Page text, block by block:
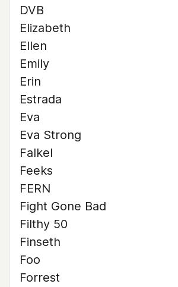
DVB
Elizabeth
Ellen
Emily
Erin
Estrada
Eva
Eva Strong
Falkel
Feeks
FERN
Fight Gone Bad
Filthy 50
Finseth
Foo
Forrest